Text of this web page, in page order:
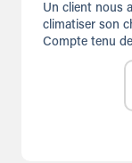
Un client nous
climatiser son
Compte tenu